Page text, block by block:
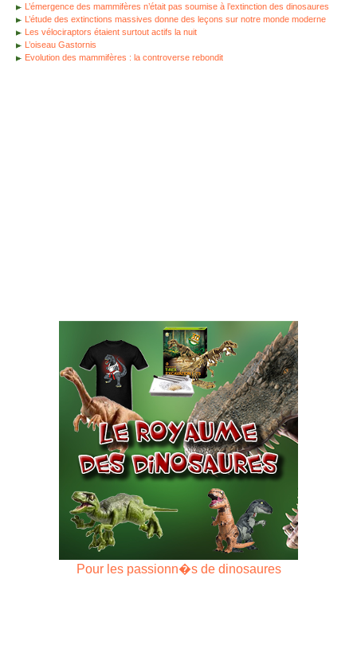
L’émergence des mammifères n’était pas soumise à l’extinction des dinosaures
L’étude des extinctions massives donne des leçons sur notre monde moderne
Les vélociraptors étaient surtout actifs la nuit
L’oiseau Gastornis
Evolution des mammifères : la controverse rebondit
Pour les passionn�s de dinosaures